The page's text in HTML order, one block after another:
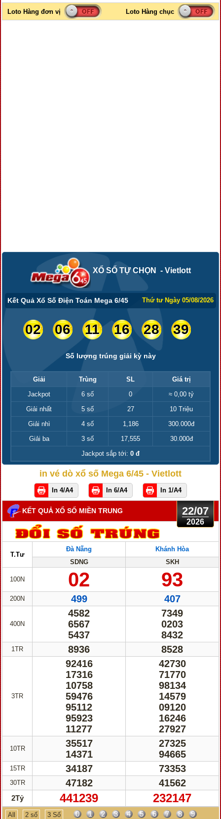
XỔ SỐ TỰ CHỌN - Vietlott
Kết Quả Xổ Số Điện Toán Mega 6/45 Thứ tư Ngày 05/08/2026
02 06 11 16 28 39
Số lượng trúng giải kỳ này
Giải Trùng SL
Giá trị
Jackpot
6 số 0
≈ 0,00 tỷ
Giải nhất
5 số 27
10 Triệu
Giải nhì
4 số 1,186
300.000đ
Giải ba
3 số 17,555
30.000đ
Jackpot sắp tới: 0 đ
in vé dò xổ số Mega 6/45 - Vietlott
In 4/A4 In 6/A4 In 1/A4
KẾT QUẢ XỔ SỐ MIỀN TRUNG 22/07
2026
T.Tư
100N
200N
400N
1TR
3TR
10TR
15TR
30TR
2Tỷ
Đà Nẵng
SDNG
02
499
4582
6567
5437
8936
92416
17316
10758
59476
95112
95923
11277
35517
14371
34187
47182
441239
Khánh Hòa
SKH
93
407
7349
0203
8432
8528
42730
71770
98134
14579
09120
16246
27927
27325
94665
73353
41562
232147
All 2 số 3 Số 0 1 2 3 4 5 6 7 8 9